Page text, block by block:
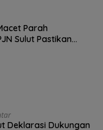
Parah
Sulut Pastikan
Deklarasi Dukungan